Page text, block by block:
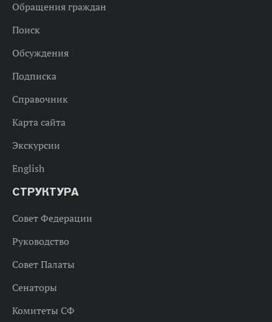
Обращения граждан
Поиск
Обсуждения
Подписка
Справочник
Карта сайта
Экскурсии
English
СТРУКТУРА
Совет Федерации
Руководство
Совет Палаты
Сенаторы
Комитеты СФ